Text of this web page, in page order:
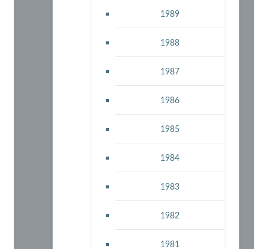
1989
1988
1987
1986
1985
1984
1983
1982
1981